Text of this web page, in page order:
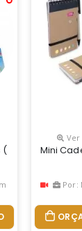
E
Brancas Sem
Ver
Mini
Por: M